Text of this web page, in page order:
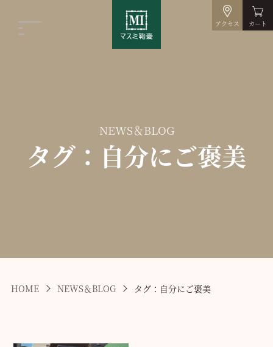
アクセス カート
NEWS＆BLOG
タグ：自分にご褒美
HOME NEWS＆BLOG タグ：自分にご褒美